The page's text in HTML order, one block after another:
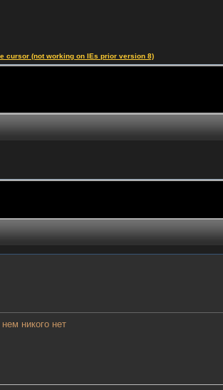
cursor (not working on IEs prior version 8)
никого нет